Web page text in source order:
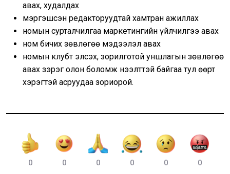
авах, худалдах
мэргэшсэн редакторуудтай хамтран ажиллах
номын сурталчилгаа маркетингийн үйлчилгээ авах
ном бичих зөвлөгөө мэдээлэл авах
номын клубт элсэх, зорилготой уншлагын зөвлөгөө
авах зэрэг олон боломж нээлттэй байгаа тул өөрт
хэрэгтэй асруудаа зориорой.
0 0 0 0 0 0